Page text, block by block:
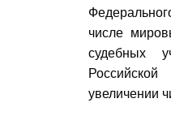
числе
судебных
увеличении